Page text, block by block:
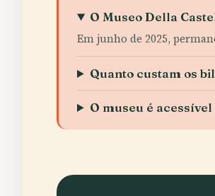
O Museo Della
Em junho de 2025,
Quanto custam os
O museu é